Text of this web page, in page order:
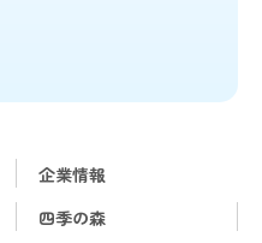
企業情報
四季の森